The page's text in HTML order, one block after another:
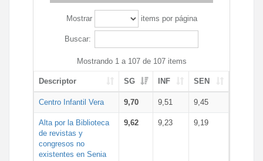
Mostrar items por página
Buscar:
Mostrando 1 a 107 de 107 items
Descriptor SG INF SEN
Centro Infantil Vera 9,70 9,51 9,45
Alta por la Biblioteca
de revistas y
congresos no
existentes en Senia
9,62 9,23 9,19